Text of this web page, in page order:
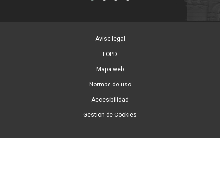
Aviso legal
LOPD
Mapa web
Normas de uso
Accesibilidad
Gestion de Cookies